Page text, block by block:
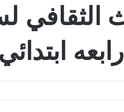
الثقافي
ابتدائي